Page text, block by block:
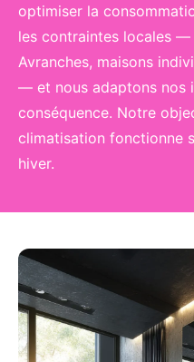
optimiser la
les contraintes locales —
Avranches, maisons
— et nous adaptons nos
conséquence. Notre
climatisation fonctionne
hiver.